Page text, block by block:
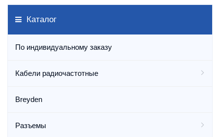
Каталог
По индивидуальному заказу
Кабели радиочастотные
Breyden
Разъемы